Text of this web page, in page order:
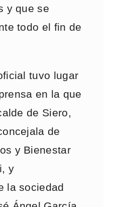
y que se
todo el fin de
tuvo lugar
en la que
de Siero,
de
y Bienestar
y
la sociedad